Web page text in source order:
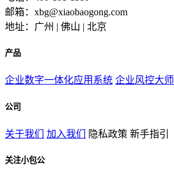
邮箱：xbg@xiaobaogong.com
地址：广州 | 佛山 | 北京
产品
企业数字一体化应用系统 企业风控大师
公司
关于我们 加入我们 隐私政策 新手指引
关注小包公